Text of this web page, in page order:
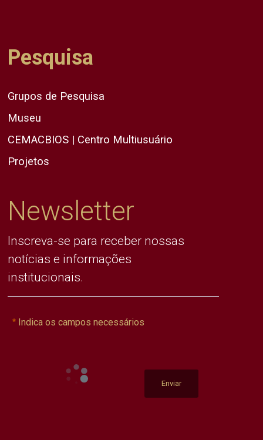
Pesquisa
Grupos de Pesquisa
Museu
CEMACBIOS | Centro Multiusuário
Projetos
Newsletter
Inscreva-se para receber nossas
notícias e informações
institucionais.
Indica os campos necessários
Enviar